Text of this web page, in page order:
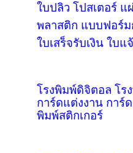
ใบปลิว โปสเตอร์
พลาสติก แบบฟอร์ม
ใบเสร็จรับเงิน ใบ
โรงพิมพ์ดิจิตอล โ
การ์ดแต่งงาน การ์
พิมพ์สติกเกอร์